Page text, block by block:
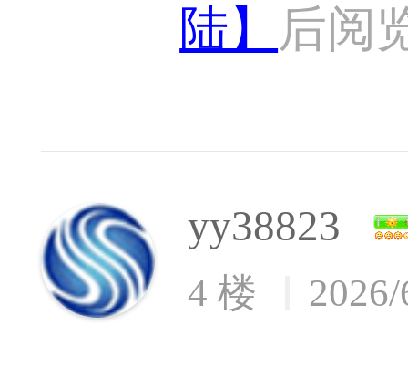
陆】
后阅
yy38823
4 楼